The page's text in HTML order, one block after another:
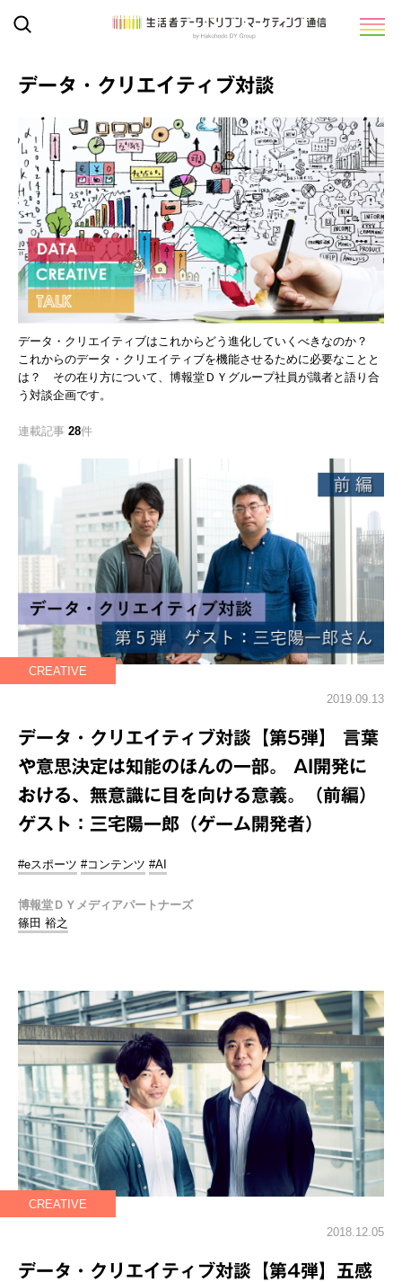
データ・クリエイティブ対談
データ・クリエイティブはこれからどう進化していくべきなのか？
これからのデータ・クリエイティブを機能させるために必要なことと
は？ その在り方について、博報堂ＤＹグループ社員が識者と語り合
う対談企画です。
連載記事 28件
CREATIVE
2019.09.13
データ・クリエイティブ対談【第5弾】 言葉
や意思決定は知能のほんの一部。 AI開発に
おける、無意識に目を向ける意義。（前編）
ゲスト：三宅陽一郎（ゲーム開発者）
#eスポーツ #コンテンツ #AI
博報堂ＤＹメディアパートナーズ
篠田 裕之
CREATIVE
2018.12.05
データ・クリエイティブ対談【第4弾】五感